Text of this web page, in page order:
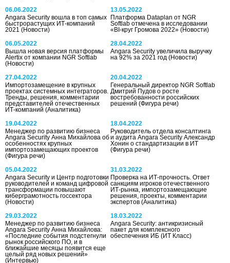
06.06.2022
Angara Security вошла в топ самых
быстрорастущих ИТ-компаний
2021 (Новости)
13.05.2022
Платформа Dataplan от NGR
Softlab отмечена в исследовании
«BI-круг Громова 2022»(Новости)
06.05.2022
Вышла новая версия платформы
Alertix от компании NGR Softlab
(Новости)
28.04.2022
Angara Security увеличила выручку
на 92% за 2021 год(Новости)
27.04.2022
Импортозамещение в крупных
проектах системных интеграторов.
Тренды, решения, комментарии
представителей отечественных
ИТ-компаний (Аналитика)
20.04.2022
Генеральный директор NGR Softlab
Дмитрий Пудов о росте
востребованности российских
решений(Фигура речи)
19.04.2022
Менеджер по развитию бизнеса
Angara Security Анна Михайлова об
особенностях крупных
импортозамещающих проектов
(Фигура речи)
18.04.2022
Руководитель отдела консалтинга
и аудита Angara Security Александр
Хонин о стандартизации в ИТ
(Фигура речи)
05.04.2022
Angara Security и Центр подготовки
руководителей и команд цифровой
трансформации повышают
киберграмотность госсектора
(Новости)
31.03.2022
Проверка на ИТ-прочность. Ответ
санкциям игроков отечественного
ИТ-рынка, импортозамещающие
решения, проекты, комментарии
экспертов(Аналитика)
29.03.2022
Менеджер по развитию бизнеса
Angara Security Анна Михайлова:
«Последние события подстегнули
рынок российского ПО, и в
ближайшие месяцы появится еще
целый ряд новых решений»
(Интервью)
18.03.2022
Angara Security: антикризисный
пакет для комплексного
обеспечения ИБ(ИТ Класс)